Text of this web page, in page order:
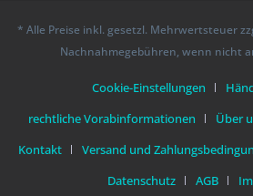
* Alle Preise inkl. gesetzl. Mehrwertsteuer
Nachnahmegebühren, wenn nicht
Cookie-Einstellungen
rechtliche Vorabinformationen
Über
Kontakt
Versand und
Datenschutz
AGB